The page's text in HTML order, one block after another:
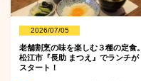
2026/07/05
老舗割烹の味を楽しむ３種の定食。
松江市『長助 まつえ』でランチが
スタート！